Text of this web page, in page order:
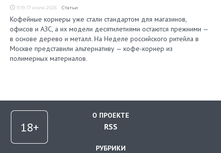
11:19, 17 июля 2026 Статьи
Кофейные корнеры уже стали стандартом для магазинов,
офисов и АЗС, а их модели десятилетиями остаются прежними —
в основе дерево и металл. На Неделе российского ритейла в
Москве представили альтернативу — кофе-корнер из
полимерных материалов.
О ПРОЕКТЕ
RSS
РУБРИКИ